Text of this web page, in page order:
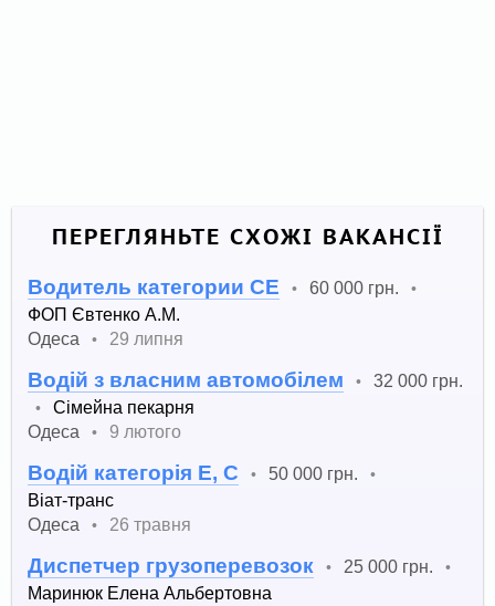
ПЕРЕГЛЯНЬТЕ СХОЖІ ВАКАНСІЇ
Водитель категории СЕ • 60 000 грн. •
ФОП Євтенко А.М.
Одеса
• 29 липня
Водій з власним автомобілем • 32 000 грн.
•
Сімейна пекарня
Одеса
• 9 лютого
Водій категорія E, C • 50 000 грн. •
Віат-транс
Одеса
• 26 травня
Диспетчер грузоперевозок • 25 000 грн. •
Маринюк Елена Альбертовна